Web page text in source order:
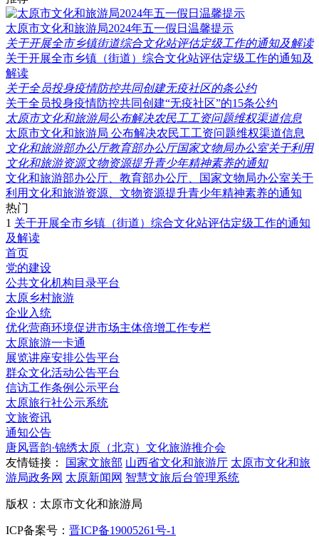
太原市文化和旅游局2024年五一假日温馨提示
关于开展全市乡镇街道综合文化站评估定级工作的通知及解读
关于开展全市乡镇（街道）综合文化站评估定级工作的通知及
解读
关于全员投身疫情防控共同创建无疫社区的条公约
关于全员投身疫情防控共同创建“无疫社区”的15条公约
太原市文化和旅游局公布解决农民工工资问题维权渠道信息
太原市文化和旅游局 公布解决农民工工资问题维权渠道信息
文化和旅游部办公厅教育部办公厅国家文物局办公室关于利用
文化和旅游资源文物资源提升青少年精神素养的通知
文化和旅游部办公厅、教育部办公厅、国家文物局办公室关于
利用文化和旅游资源、文物资源提升青少年精神素养的通知
热门
1 关于开展全市乡镇（街道）综合文化站评估定级工作的通知
及解读
首页
党的建设
公共文化机构目录平台
太原乡村旅游
企业入统
优化营商环境促进市场主体倍增工作专栏
太原旅游一卡通
展览讲座安排公告平台
群众文化活动公告平台
信访工作条例公示平台
太原旅行社公示系统
文旅资讯
通知公告
唐风晋韵·锦绣太原（北京）文化旅游推介会
友情链接：
国家文旅部 山西省文化和旅游厅 太原市文化和旅
游局政务网 太原新闻网 智慧文旅后台管理系统
版权：太原市文化和旅游局
ICP备案号： 晋ICP备19005261号-1